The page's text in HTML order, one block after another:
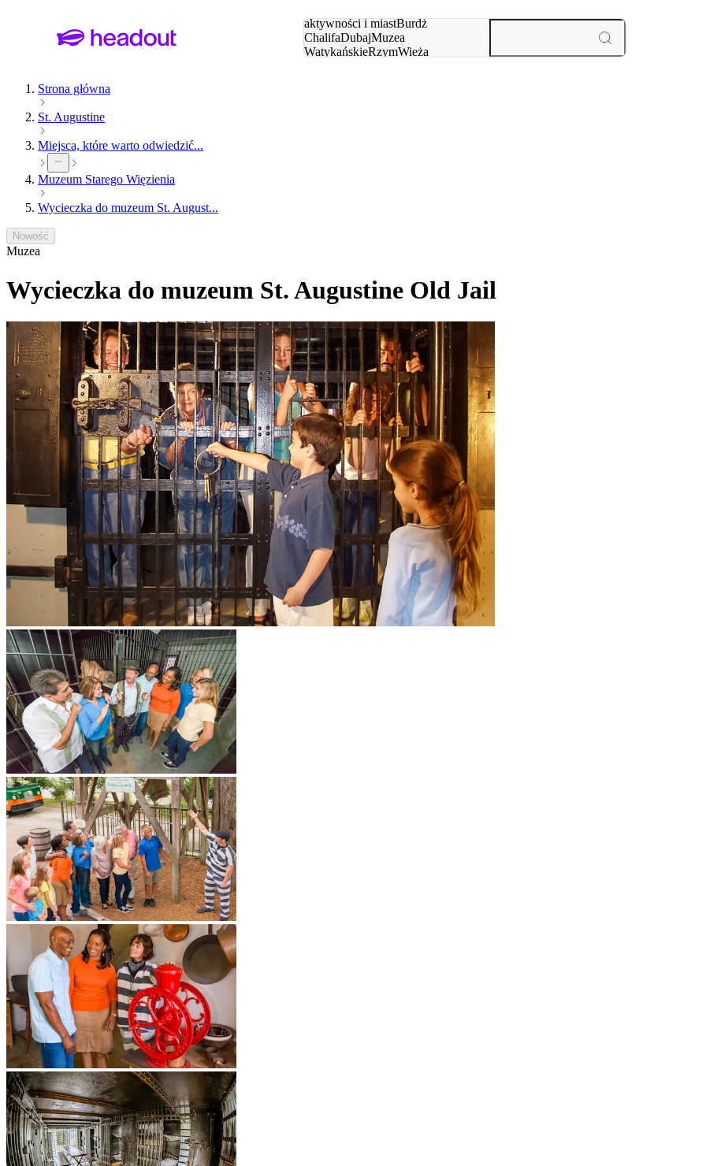
aktywności i miastBurdż
ChalifaDubajMuzea
WatykańskieRzymWieża
Strona główna
St. Augustine
Miejsca, które warto odwiedzić...
Muzeum Starego Więzienia
Wycieczka do muzeum St. August...
Nowość
Muzea
Wycieczka do muzeum St. Augustine Old Jail